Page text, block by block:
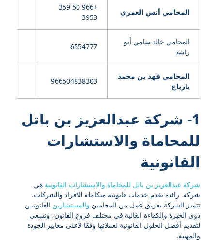
المحامي أنس العمري
+966 50 359
3953
المحامي خالد سامي أبو
راشد
6554777
المحامي فهد بن محمد
بارباع
966504838303
1- شركة عبدالعزيز بن باتل
للمحاماة والاستشارات
القانونية
شركة عبدالعزيز بن باتل للمحاماة والاستشارات القانونية هي
شركة رائدة تقدم خدمات قانونية متكاملة للأفراد والشركات.
تتميز الشركة بفريق عمل من المحامين والمستشارين القانونيين
ذوي الخبرة والكفاءة العالية في مختلف فروع القانون، وتسعى
لتقديم أفضل الحلول القانونية لعملائها وفقًا لأعلى معايير الجودة
والمهنية.